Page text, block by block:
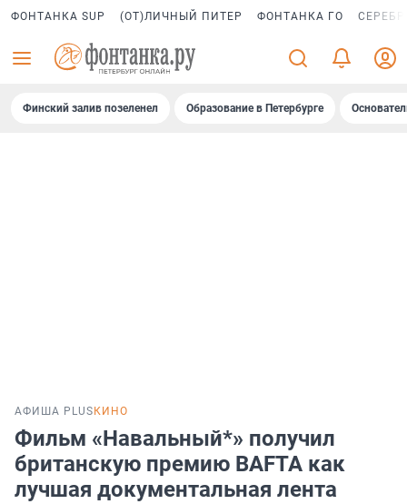
ФОНТАНКА SUP (ОТ)ЛИЧНЫЙ ПИТЕР ФОНТАНКА ГО
Финский залив позеленел Образование в Петербурге
АФИША PLUS КИНО
Фильм «Навальный*» получил
британскую премию BAFTA как
лучшая документальная лента